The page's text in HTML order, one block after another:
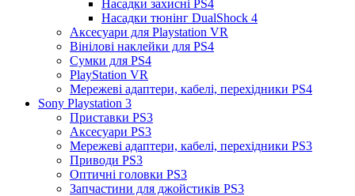
Насадки захисні PS4
Насадки тюнінг DualShock 4
Аксесуари для Playstation VR
Вінілові наклейки для PS4
Сумки для PS4
PlayStation VR
Мережеві адаптери, кабелі, перехідники PS4
Sony Playstation 3
Приставки PS3
Аксесуари PS3
Мережеві адаптери, кабелі, перехідники PS3
Приводи PS3
Оптичні головки PS3
Запчастини для джойстиків PS3